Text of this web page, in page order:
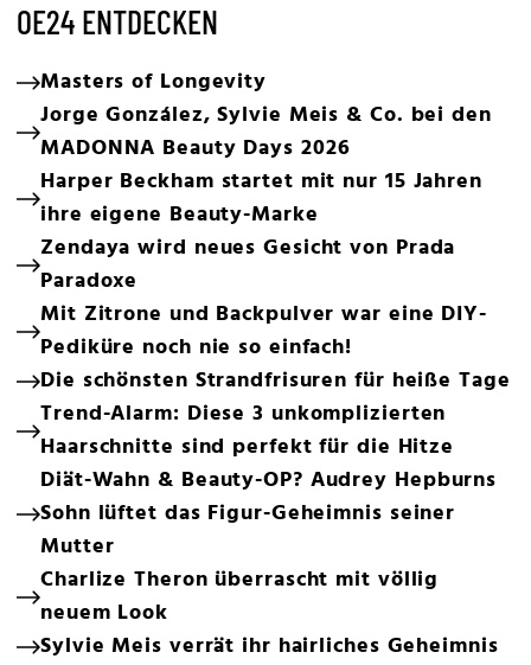
OE24 ENTDECKEN
Masters of Longevity
Jorge González, Sylvie Meis & Co. bei den
MADONNA Beauty Days 2026
Harper Beckham startet mit nur 15 Jahren
ihre eigene Beauty-Marke
Zendaya wird neues Gesicht von Prada
Paradoxe
Mit Zitrone und Backpulver war eine DIY-
Pediküre noch nie so einfach!
Die schönsten Strandfrisuren für heiße Tage
Trend-Alarm: Diese 3 unkomplizierten
Haarschnitte sind perfekt für die Hitze
Diät-Wahn & Beauty-OP? Audrey Hepburns
Sohn lüftet das Figur-Geheimnis seiner
Mutter
Charlize Theron überrascht mit völlig
neuem Look
Sylvie Meis verrät ihr hairliches Geheimnis